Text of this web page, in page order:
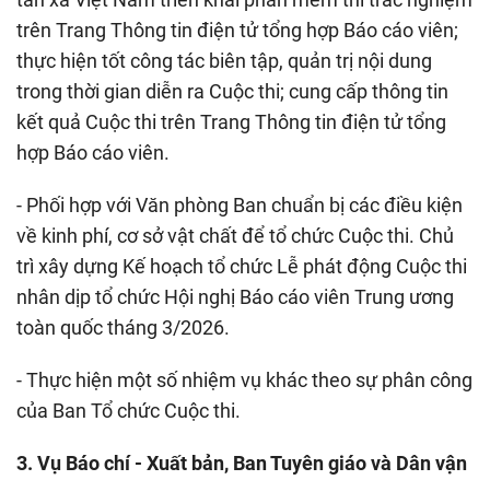
trên Trang Thông tin điện tử tổng hợp Báo cáo viên;
thực hiện tốt công tác biên tập, quản trị nội dung
trong thời gian diễn ra Cuộc thi; cung cấp thông tin
kết quả Cuộc thi trên Trang Thông tin điện tử tổng
hợp Báo cáo viên.
- Phối hợp với Văn phòng Ban chuẩn bị các điều kiện
về kinh phí, cơ sở vật chất để tổ chức Cuộc thi. Chủ
trì xây dựng Kế hoạch tổ chức Lễ phát động Cuộc thi
nhân dịp tổ chức Hội nghị Báo cáo viên Trung ương
toàn quốc tháng 3/2026.
- Thực hiện một số nhiệm vụ khác theo sự phân công
của Ban Tổ chức Cuộc thi.
3. Vụ Báo chí - Xuất bản, Ban Tuyên giáo và Dân vận